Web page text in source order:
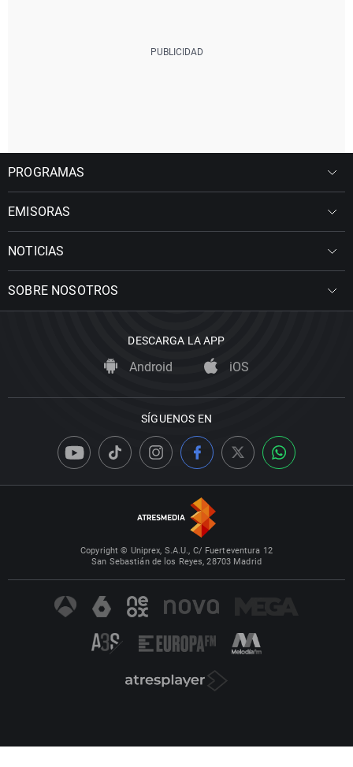
PROGRAMAS
EMISORAS
NOTICIAS
SOBRE NOSOTROS
DESCARGA LA APP
Android iOS
SÍGUENOS EN
Copyright © Uniprex, S.A.U., C/ Fuerteventura 12
San Sebastián de los Reyes, 28703 Madrid